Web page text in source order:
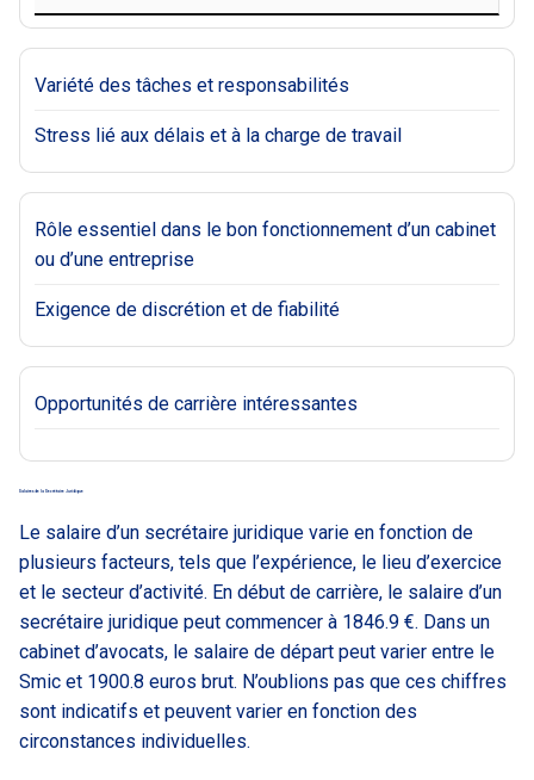
Variété des tâches et responsabilités
Stress lié aux délais et à la charge de travail
Rôle essentiel dans le bon fonctionnement d’un cabinet
ou d’une entreprise
Exigence de discrétion et de fiabilité
Opportunités de carrière intéressantes
Salaires de la Secrétaire Juridique
Le salaire d’un secrétaire juridique varie en fonction de
plusieurs facteurs, tels que l’expérience, le lieu d’exercice
et le secteur d’activité. En début de carrière, le salaire d’un
secrétaire juridique peut commencer à 1846.9 €. Dans un
cabinet d’avocats, le salaire de départ peut varier entre le
Smic et 1900.8 euros brut. N’oublions pas que ces chiffres
sont indicatifs et peuvent varier en fonction des
circonstances individuelles.